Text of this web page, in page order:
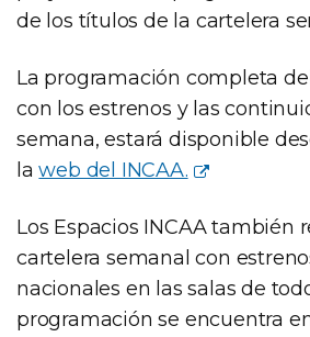
de los títulos de la cartelera
La programación completa
con los estrenos y las
semana, estará disponible
laweb del INCAA.
Los Espacios INCAA también
cartelera semanal con
nacionales en las salas de
programación se encuentra